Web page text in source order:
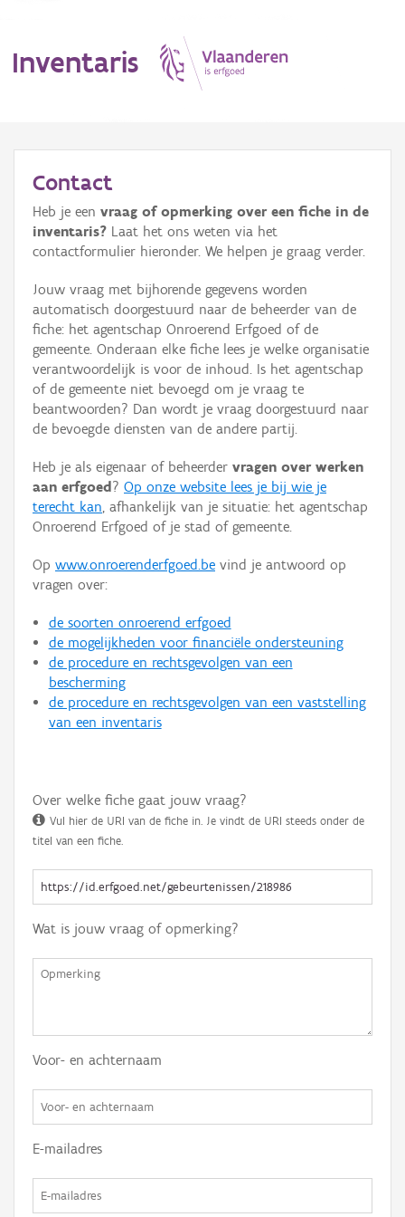
Inventaris
Erfgoedobject
Aanduidingsobject
Waarneming
Thema
Gebeurtenis
Persoon of collectief
Hergebruik
Aanmelden
Contact
Heb je een vraag of opmerking over een fiche in de
inventaris? Laat het ons weten via het
contactformulier hieronder. We helpen je graag verder.
Jouw vraag met bijhorende gegevens worden
automatisch doorgestuurd naar de beheerder van de
fiche: het agentschap Onroerend Erfgoed of de
gemeente. Onderaan elke fiche lees je welke organisatie
verantwoordelijk is voor de inhoud. Is het agentschap
of de gemeente niet bevoegd om je vraag te
beantwoorden? Dan wordt je vraag doorgestuurd naar
de bevoegde diensten van de andere partij.
Heb je als eigenaar of beheerder vragen over werken
aan erfgoed ? Op onze website lees je bij wie je
terecht kan, afhankelijk van je situatie: het agentschap
Onroerend Erfgoed of je stad of gemeente.
Op www.onroerenderfgoed.be vind je antwoord op
vragen over:
de soorten onroerend erfgoed
de mogelijkheden voor financiële ondersteuning
de procedure en rechtsgevolgen van een
bescherming
de procedure en rechtsgevolgen van een vaststelling
van een inventaris
Over welke fiche gaat jouw vraag?
Vul hier de URI van de fiche in. Je vindt de URI steeds onder de
titel van een fiche.
Wat is jouw vraag of opmerking?
Voor- en achternaam
E-mailadres